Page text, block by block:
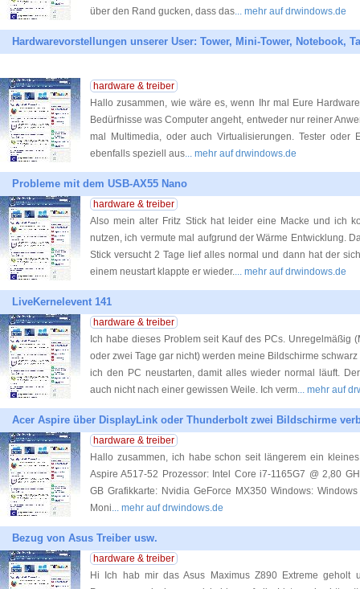
über den Rand gucken, dass das... mehr auf drwindows.de
Hardwarevorstellungen unserer User: Tower, Mini-Tower, Notebook,
hardware & treiber
Hallo zusammen, wie wäre es, wenn Ihr mal Eure
Bedürfnisse was Computer angeht, entweder nur reiner
mal Multimedia, oder auch Virtualisierungen. Tester oder
ebenfalls speziell aus... mehr auf drwindows.de
Probleme mit dem USB-AX55 Nano
hardware & treiber
Also mein alter Fritz Stick hat leider eine Macke und ich
nutzen, ich vermute mal aufgrund der Wärme Entwicklung.
Stick versucht 2 Tage lief alles normal und dann hat der
einem neustart klappte er wieder.... mehr auf drwindows.de
LiveKernelevent 141
hardware & treiber
Ich habe dieses Problem seit Kauf des PCs. Unregelmäßig
oder zwei Tage gar nicht) werden meine Bildschirme
ich den PC neustarten, damit alles wieder normal läuft.
auch nicht nach einer gewissen Weile. Ich verm... mehr auf
Acer Aspire über DisplayLink oder Thunderbolt zwei Bildschirme
hardware & treiber
Hallo zusammen, ich habe schon seit längerem ein
Aspire A517-52 Prozessor: Intel Core i7-1165G7 @ 2,80
GB Grafikkarte: Nvidia GeForce MX350 Windows:
Moni... mehr auf drwindows.de
Bezug von Asus Treiber usw.
hardware & treiber
Hi Ich hab mir das Asus Maximus Z890 Extreme geholt